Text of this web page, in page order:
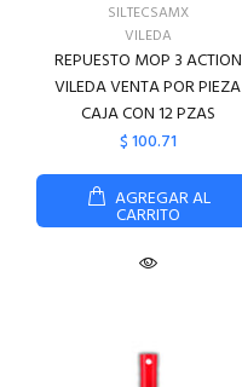
SILTECSAMX
VILEDA
REPUESTO MOP 3 ACTION
VILEDA VENTA POR PIEZA
CAJA CON 12 PZAS
$ 100.71
AGREGAR AL
CARRITO